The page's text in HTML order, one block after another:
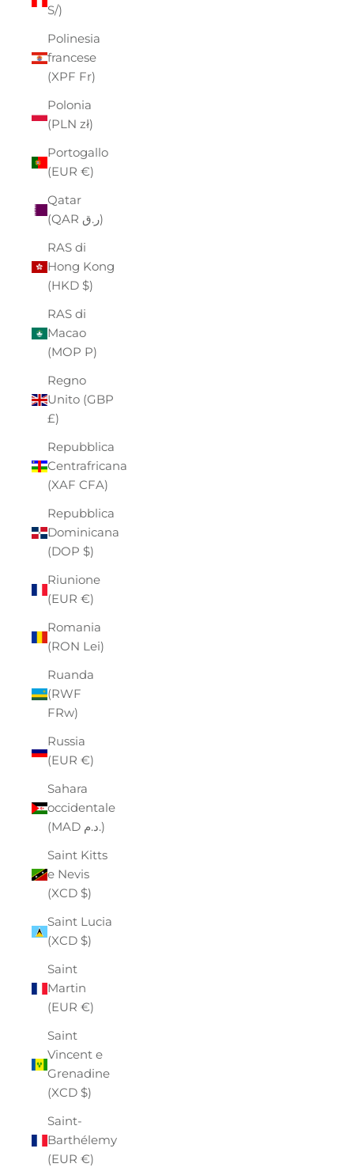
S/)
Polinesia
francese
(XPF Fr)
Polonia
(PLN zł)
Portogallo
(EUR €)
Qatar
(QAR ر.ق)
RAS di
Hong Kong
(HKD $)
RAS di
Macao
(MOP P)
Regno
Unito (GBP
£)
Repubblica
Centrafricana
(XAF CFA)
Repubblica
Dominicana
(DOP $)
Riunione
(EUR €)
Romania
(RON Lei)
Ruanda
(RWF
FRw)
Russia
(EUR €)
Sahara
occidentale
(MAD د.م.)
Saint Kitts
e Nevis
(XCD $)
Saint Lucia
(XCD $)
Saint
Martin
(EUR €)
Saint
Vincent e
Grenadine
(XCD $)
Saint-
Barthélemy
(EUR €)